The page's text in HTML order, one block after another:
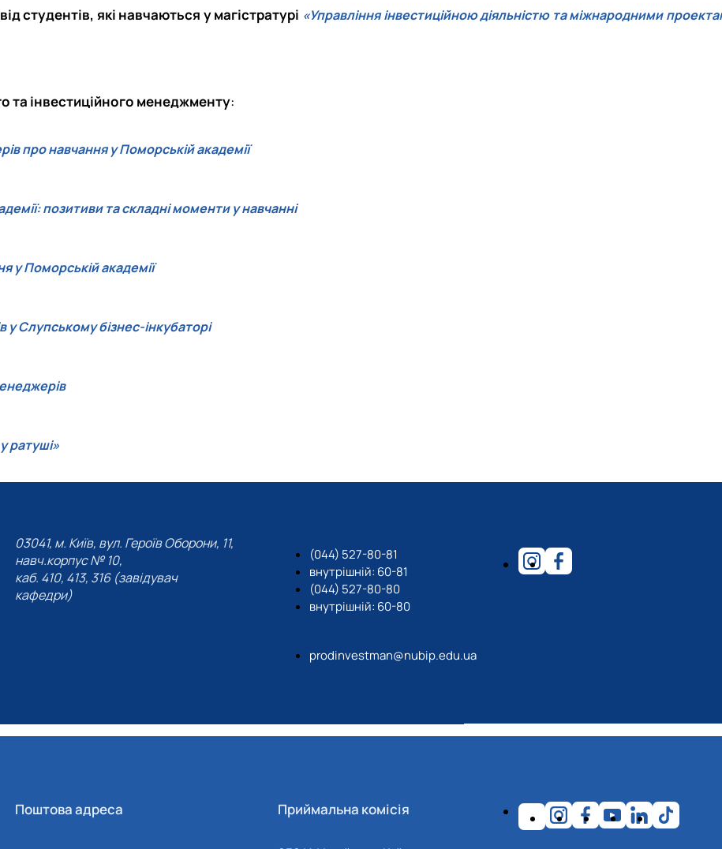
студентів, які навчаються у магістратурі «Управління інвестиційною діяльністю та міжнародними
та інвестиційного менеджменту:
про навчання у Поморській академії
позитиви та складні моменти у навчанні
у Поморській академії
Слупському бізнес-інкубаторі
ратуші»
03041, м. Київ, вул. Героїв Оборони, 11,
навч.корпус № 10,
каб. 410, 413, 316 (завідувач
кафедри)
(044) 527-80-81
внутрішній: 60-81
(044) 527-80-80
внутрішній: 60-80
prodinvestman@nubip.edu.ua
Поштова адреса Приймальна комісія